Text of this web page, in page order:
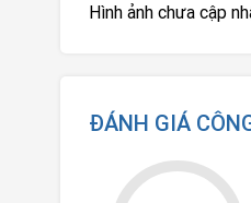
Hình ảnh chưa cập
ĐÁNH GIÁ